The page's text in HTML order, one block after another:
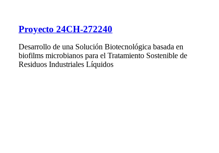
Proyecto 24CH-272240
Desarrollo de una Solución Biotecnológica basada en
biofilms microbianos para el Tratamiento Sostenible de
Residuos Industriales Líquidos